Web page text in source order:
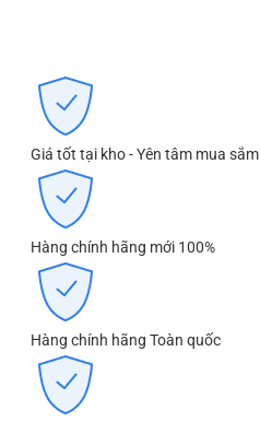
Giá tốt tại kho - Yên tâm mua sắm
Hàng chính hãng mới 100%
Hàng chính hãng Toàn quốc